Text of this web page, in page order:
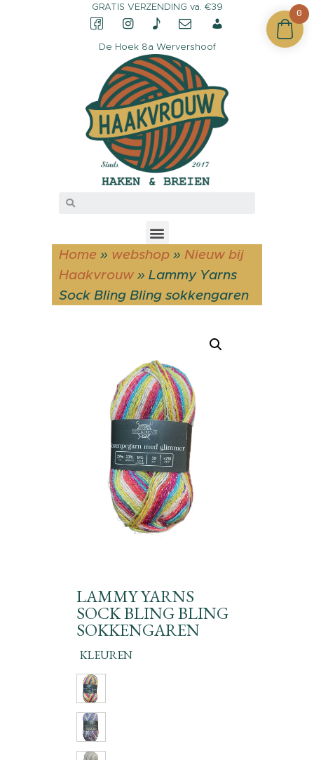
GRATIS VERZENDING va. €39
De Hoek 8a Wervershoof
Home » webshop » Nieuw bij
Haakvrouw » Lammy Yarns
Sock Bling Bling sokkengaren
CONTACT &
OPENINGSTIJDEN
OVER HAAKVROUW
MIJN ACCOUNT
LAMMY YARNS
SOCK BLING BLING
SOKKENGAREN
KLEUREN
0